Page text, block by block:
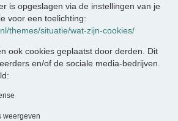
is opgeslagen via de instellingen van je
voor een toelichting:
themes/situatie/wat-zijn-cookies/
ook cookies geplaatst door derden. Dit
en/of de sociale media-bedrijven.
weergeven